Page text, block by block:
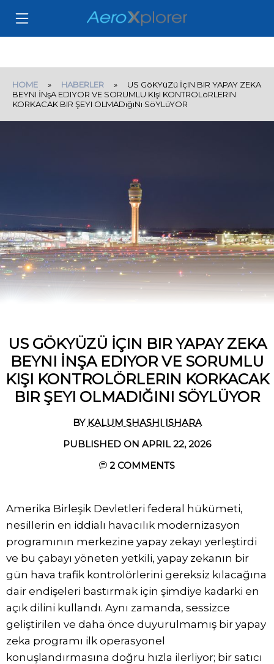
HOME » HABERLER » US GöKYüZü İçIN BIR YAPAY ZEKA
BEYNI İNşA EDIYOR VE SORUMLU KIşI KONTROLöRLERIN
KORKACAK BIR ŞEYI OLMADığıNı SöYLüYOR
US GÖKYÜZÜ İÇIN BIR YAPAY ZEKA
BEYNI İNŞA EDIYOR VE SORUMLU
KIŞI KONTROLÖRLERIN KORKACAK
BIR ŞEYI OLMADIĞINI SÖYLÜYOR
BY KALUM SHASHI ISHARA
PUBLISHED ON APRIL 22, 2026
2 COMMENTS
Amerika Birleşik Devletleri federal hükümeti,
nesillerin en iddialı havacılık modernizasyon
programının merkezine yapay zekayı yerleştirdi
ve bu çabayı yöneten yetkili, yapay zekanın bir
gün hava trafik kontrolörlerini gereksiz kılacağına
dair endişeleri bastırmak için şimdiye kadarki en
açık dilini kullandı. Aynı zamanda, sessizce
geliştirilen ve daha önce duyurulmamış bir yapay
zeka programı ilk operasyonel
konuşlandırmasına doğru hızla ilerliyor; bir satıcı